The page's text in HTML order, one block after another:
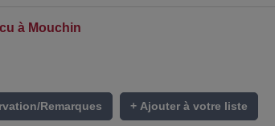
à Mouchin
Remarques + Ajouter à votre liste